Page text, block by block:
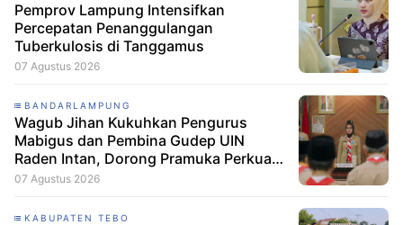
Pemprov Lampung Intensifkan
Percepatan Penanggulangan
Tuberkulosis di Tanggamus
07 Agustus 2026
BANDARLAMPUNG
Wagub Jihan Kukuhkan Pengurus
Mabigus dan Pembina Gudep UIN
Raden Intan, Dorong Pramuka Perkuat
Karakter Generasi Muda
07 Agustus 2026
KABUPATEN TEBO